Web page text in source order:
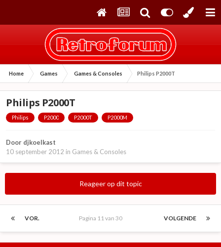
Home Games Games & Consoles Philips P2000T
Philips P2000T
Philips P2000 P2000T P2000M
Door djkoelkast
10 september 2012 in Games & Consoles
Reageer op dit topic
VOR. VOLGENDE
Pagina 11 van 30